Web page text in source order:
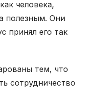
человека,
полезным. Они
принял его так
тем, что
сотрудничество